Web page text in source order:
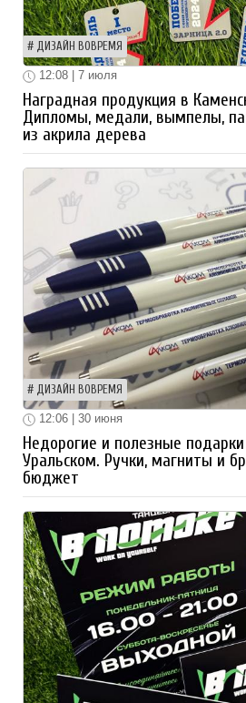
ДИЗАЙН ВОВРЕМЯ
12:08 | 7 июля
Наградная продукция в
Дипломы, медали, вымпелы,
из акрила дерева
ДИЗАЙН ВОВРЕМЯ
12:06 | 30 июня
Недорогие и полезные
Уральском. Ручки, магниты и
бюджет